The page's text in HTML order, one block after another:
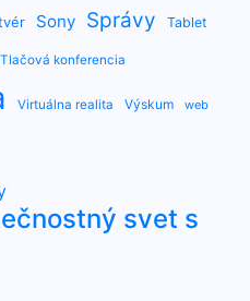
Sony Správy Tablet
Tlačová konferencia
Virtuálna realita Výskum web
svet s